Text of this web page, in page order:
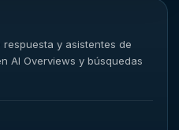
y asistentes de
AI Overviews y búsquedas